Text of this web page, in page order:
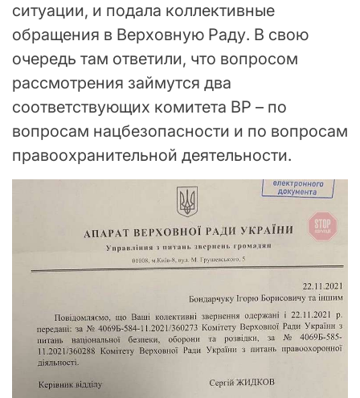
ситуации, и подала коллективные
обращения в Верховную Раду. В свою
очередь там ответили, что вопросом
рассмотрения займутся два
соответствующих комитета ВР – по
вопросам нацбезопасности и по вопросам
правоохранительной деятельности.